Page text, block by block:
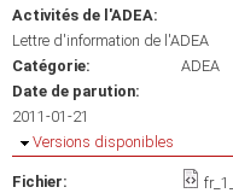
Activités de l'ADEA:
Lettre d'information de l'ADEA
Catégorie:
ADEA
Date de parution:
2011-01-21
Masquer
Versions disponibles
Fichier: